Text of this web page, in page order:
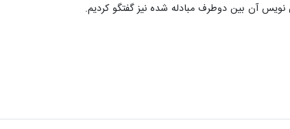
آن بین دوطرف مبادله شده نیز گفتگو کردیم.